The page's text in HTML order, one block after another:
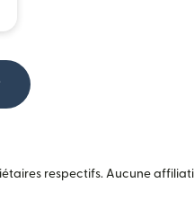
respectifs. Aucune